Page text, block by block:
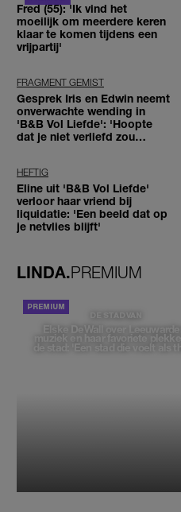
Fred (55): 'Ik vind het
moeilijk om meerdere keren
klaar te komen tijdens een
vrijpartij'
FRAGMENT GEMIST
Gesprek Iris en Edwin neemt
onverwachte wending in
'B&B Vol Liefde': 'Hoopte
dat je niet verliefd zou
HEFTIG
Eline uit 'B&B Vol Liefde'
verloor haar vriend bij
liquidatie: 'Een beeld dat op
je netvlies blijft'
LINDA.PREMIUM
DE STAD VAN
Elske DeWall over Leeuwarden,
muziek en haar favoriete
de stad: 'Een stad die voelt als